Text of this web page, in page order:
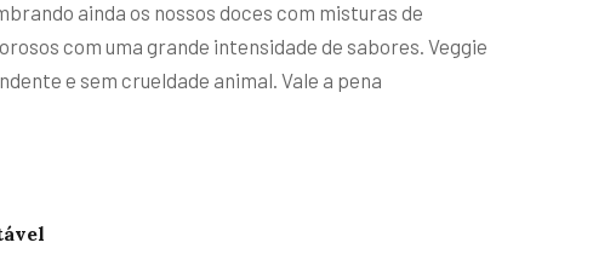
ainda os nossos doces com misturas de
com uma grande intensidade de sabores. Veggie
e sem crueldade animal. Vale a pena